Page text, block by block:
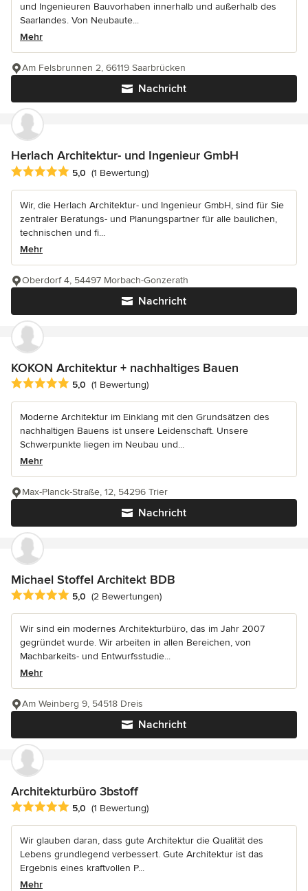
und Ingenieuren Bauvorhaben innerhalb und außerhalb des
Saarlandes. Von Neubaute...
Mehr
Nachricht
Am Felsbrunnen 2, 66119 Saarbrücken
Herlach Architektur- und Ingenieur GmbH
Durchschnittliche Bewertung: 5 von 5 Sternen
5,0 (1 Bewertung)
Wir, die Herlach Architektur- und Ingenieur GmbH, sind für Sie
zentraler Beratungs- und Planungspartner für alle baulichen,
technischen und fi...
Mehr
Nachricht
Oberdorf 4, 54497 Morbach-Gonzerath
KOKON Architektur + nachhaltiges Bauen
Durchschnittliche Bewertung: 5 von 5 Sternen
5,0 (1 Bewertung)
Moderne Architektur im Einklang mit den Grundsätzen des
nachhaltigen Bauens ist unsere Leidenschaft. Unsere
Schwerpunkte liegen im Neubau und...
Mehr
Nachricht
Max-Planck-Straße, 12, 54296 Trier
Michael Stoffel Architekt BDB
Durchschnittliche Bewertung: 5 von 5 Sternen
5,0 (2 Bewertungen)
Wir sind ein modernes Architekturbüro, das im Jahr 2007
gegründet wurde. Wir arbeiten in allen Bereichen, von
Machbarkeits- und Entwurfsstudie...
Mehr
Nachricht
Am Weinberg 9, 54518 Dreis
Architekturbüro 3bstoff
Durchschnittliche Bewertung: 5 von 5 Sternen
5,0 (1 Bewertung)
Wir glauben daran, dass gute Architektur die Qualität des
Lebens grundlegend verbessert. Gute Architektur ist das
Ergebnis eines kraftvollen P...
Mehr